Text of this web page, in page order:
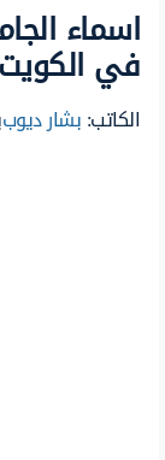
اسماء
في الكويت 2026
الكاتب:بشار ديوب